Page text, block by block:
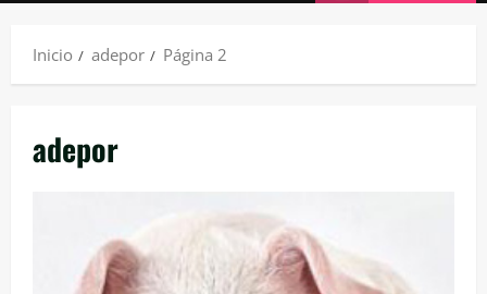
Inicio adepor Página 2
adepor